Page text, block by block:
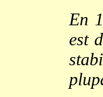
En
est